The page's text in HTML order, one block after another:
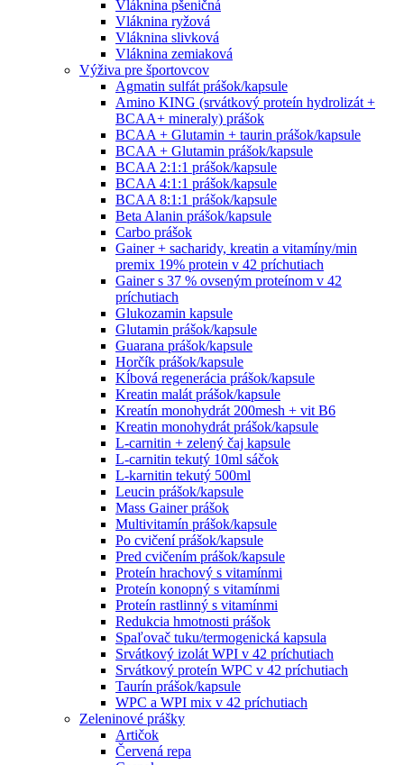
Vláknina pšeničná
Vláknina ryžová
Vláknina slivková
Vláknina zemiaková
Výživa pre športovcov
Agmatin sulfát prášok/kapsule
Amino KING (srvátkový proteín hydrolizát +
BCAA+ mineraly) prášok
BCAA + Glutamin + taurin prášok/kapsule
BCAA + Glutamin prášok/kapsule
BCAA 2:1:1 prášok/kapsule
BCAA 4:1:1 prášok/kapsule
BCAA 8:1:1 prášok/kapsule
Beta Alanin prášok/kapsule
Carbo prášok
Gainer + sacharidy, kreatin a vitamíny/min
premix 19% protein v 42 príchutiach
Gainer s 37 % ovseným proteínom v 42
príchutiach
Glukozamin kapsule
Glutamin prášok/kapsule
Guarana prášok/kapsule
Horčík prášok/kapsule
Kĺbová regenerácia prášok/kapsule
Kreatin malát prášok/kapsule
Kreatín monohydrát 200mesh + vit B6
Kreatin monohydrát prášok/kapsule
L-carnitin + zelený čaj kapsule
L-carnitin tekutý 10ml sáčok
L-karnitin tekutý 500ml
Leucin prášok/kapsule
Mass Gainer prášok
Multivitamín prášok/kapsule
Po cvičení prášok/kapsule
Pred cvičením prášok/kapsule
Proteín hrachový s vitamínmi
Proteín konopný s vitamínmi
Proteín rastlinný s vitamínmi
Redukcia hmotnosti prášok
Spaľovač tuku/termogenická kapsula
Srvátkový izolát WPI v 42 príchutiach
Srvátkový proteín WPC v 42 príchutiach
Taurín prášok/kapsule
WPC a WPI mix v 42 príchutiach
Zeleninové prášky
Artičok
Červená repa